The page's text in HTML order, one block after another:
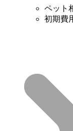
ペット
初期費